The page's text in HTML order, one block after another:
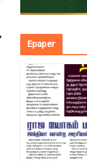
Epaper